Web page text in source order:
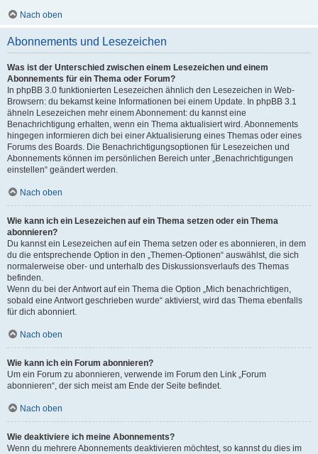
Nach oben
Abonnements und Lesezeichen
Was ist der Unterschied zwischen einem Lesezeichen und einem
Abonnements für ein Thema oder Forum?
In phpBB 3.0 funktionierten Lesezeichen ähnlich den Lesezeichen in Web-
Browsern: du bekamst keine Informationen bei einem Update. In phpBB 3.1
ähneln Lesezeichen mehr einem Abonnement: du kannst eine
Benachrichtigung erhalten, wenn ein Thema aktualisiert wird. Abonnements
hingegen informieren dich bei einer Aktualisierung eines Themas oder eines
Forums des Boards. Die Benachrichtigungsoptionen für Lesezeichen und
Abonnements können im persönlichen Bereich unter „Benachrichtigungen
einstellen“ geändert werden.
Nach oben
Wie kann ich ein Lesezeichen auf ein Thema setzen oder ein Thema
abonnieren?
Du kannst ein Lesezeichen auf ein Thema setzen oder es abonnieren, in dem
du die entsprechende Option in den „Themen-Optionen“ auswählst, die sich
normalerweise ober- und unterhalb des Diskussionsverlaufs des Themas
befinden.
Wenn du bei der Antwort auf ein Thema die Option „Mich benachrichtigen,
sobald eine Antwort geschrieben wurde“ aktivierst, wird das Thema ebenfalls
für dich abonniert.
Nach oben
Wie kann ich ein Forum abonnieren?
Um ein Forum zu abonnieren, verwende im Forum den Link „Forum
abonnieren“, der sich meist am Ende der Seite befindet.
Nach oben
Wie deaktiviere ich meine Abonnements?
Wenn du mehrere Abonnements deaktivieren möchtest, so kannst du dies im